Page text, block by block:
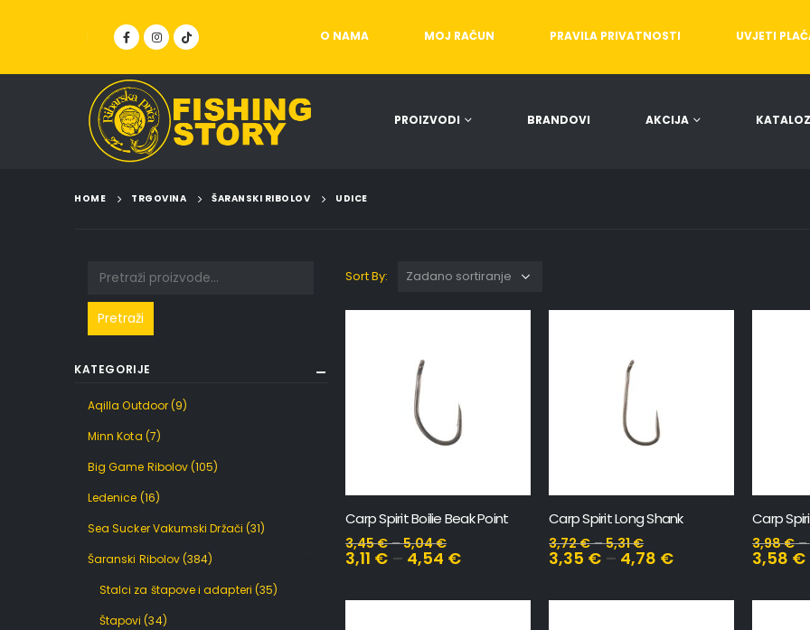
O NAMA MOJ RAČUN PRAVILA PRIVATNOSTI UVJETI
PROIZVODI BRANDOVI AKCIJA
HOME TRGOVINA ŠARANSKI RIBOLOV UDICE
Sort By:
Carp Spirit Boilie Beak Point
3,45€–5,04€
3,11 € – 4,54 €
Carp Spirit Long Shank
3,72€–5,31€
3,35 € – 4,78 €
3,98€–
3,58 €
Pretraži
KATEGORIJE
Aqilla Outdoor (9)
Minn Kota (7)
Big Game Ribolov (105)
Ledenice (16)
Sea Sucker Vakumski Držači (31)
Šaranski Ribolov (384)
Stalci za štapove i adapteri (35)
Štapovi (34)